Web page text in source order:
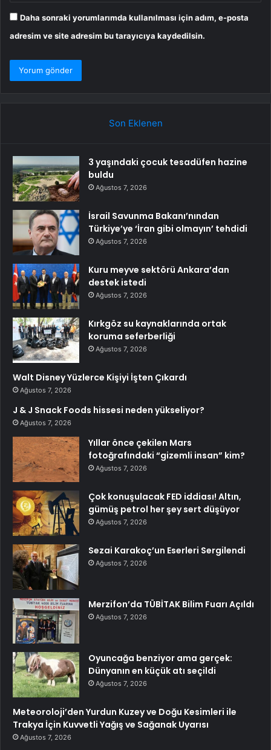
Daha sonraki yorumlarımda kullanılması için adım, e-posta
adresim ve site adresim bu tarayıcıya kaydedilsin.
Son Eklenen
3 yaşındaki çocuk tesadüfen hazine
buldu
Ağustos 7, 2026
İsrail Savunma Bakanı’nından
Türkiye’ye ‘İran gibi olmayın’ tehdidi
Ağustos 7, 2026
Kuru meyve sektörü Ankara’dan
destek istedi
Ağustos 7, 2026
Kırkgöz su kaynaklarında ortak
koruma seferberliği
Ağustos 7, 2026
Walt Disney Yüzlerce Kişiyi İşten Çıkardı
Ağustos 7, 2026
J & J Snack Foods hissesi neden yükseliyor?
Ağustos 7, 2026
Yıllar önce çekilen Mars
fotoğrafındaki “gizemli insan” kim?
Ağustos 7, 2026
Çok konuşulacak FED iddiası! Altın,
gümüş petrol her şey sert düşüyor
Ağustos 7, 2026
Sezai Karakoç’un Eserleri Sergilendi
Ağustos 7, 2026
Merzifon’da TÜBİTAK Bilim Fuarı Açıldı
Ağustos 7, 2026
Oyuncağa benziyor ama gerçek:
Dünyanın en küçük atı seçildi
Ağustos 7, 2026
Meteoroloji’den Yurdun Kuzey ve Doğu Kesimleri ile
Trakya İçin Kuvvetli Yağış ve Sağanak Uyarısı
Ağustos 7, 2026